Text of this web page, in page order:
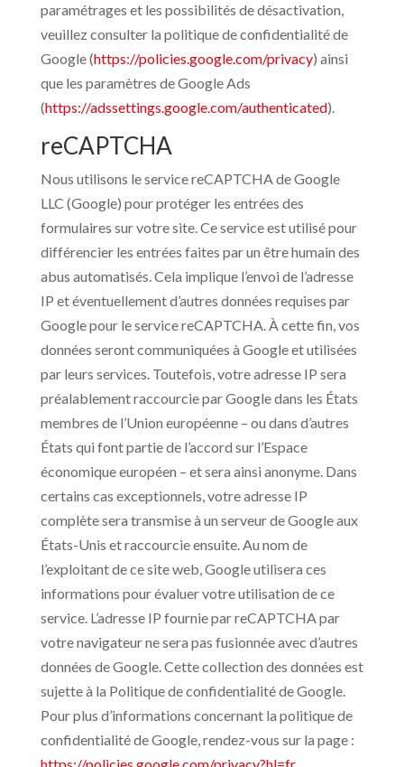
paramétrages et les possibilités de désactivation,
veuillez consulter la politique de confidentialité de
Google (https://policies.google.com/privacy) ainsi
que les paramètres de Google Ads
(https://adssettings.google.com/authenticated).
reCAPTCHA
Nous utilisons le service reCAPTCHA de Google
LLC (Google) pour protéger les entrées des
formulaires sur votre site. Ce service est utilisé pour
différencier les entrées faites par un être humain des
abus automatisés. Cela implique l’envoi de l’adresse
IP et éventuellement d’autres données requises par
Google pour le service reCAPTCHA. À cette fin, vos
données seront communiquées à Google et utilisées
par leurs services. Toutefois, votre adresse IP sera
préalablement raccourcie par Google dans les États
membres de l’Union européenne – ou dans d’autres
États qui font partie de l’accord sur l’Espace
économique européen – et sera ainsi anonyme. Dans
certains cas exceptionnels, votre adresse IP
complète sera transmise à un serveur de Google aux
États-Unis et raccourcie ensuite. Au nom de
l’exploitant de ce site web, Google utilisera ces
informations pour évaluer votre utilisation de ce
service. L’adresse IP fournie par reCAPTCHA par
votre navigateur ne sera pas fusionnée avec d’autres
données de Google. Cette collection des données est
sujette à la Politique de confidentialité de Google.
Pour plus d’informations concernant la politique de
confidentialité de Google, rendez-vous sur la page :